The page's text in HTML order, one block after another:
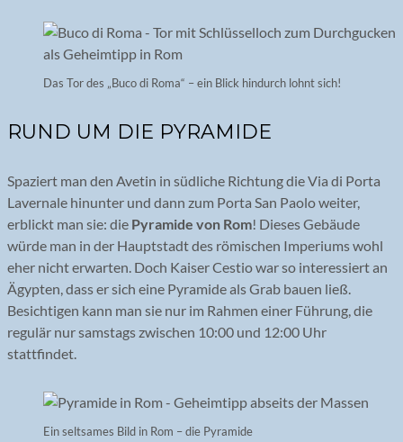
Das Tor des „Buco di Roma“ – ein Blick hindurch lohnt sich!
RUND UM DIE PYRAMIDE
Spaziert man den Avetin in südliche Richtung die Via di Porta
Lavernale hinunter und dann zum Porta San Paolo weiter,
erblickt man sie: die Pyramide von Rom! Dieses Gebäude
würde man in der Hauptstadt des römischen Imperiums wohl
eher nicht erwarten. Doch Kaiser Cestio war so interessiert an
Ägypten, dass er sich eine Pyramide als Grab bauen ließ.
Besichtigen kann man sie nur im Rahmen einer Führung, die
regulär nur samstags zwischen 10:00 und 12:00 Uhr
stattfindet.
Ein seltsames Bild in Rom – die Pyramide